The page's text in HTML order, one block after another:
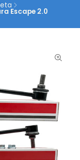
Escape 2.0